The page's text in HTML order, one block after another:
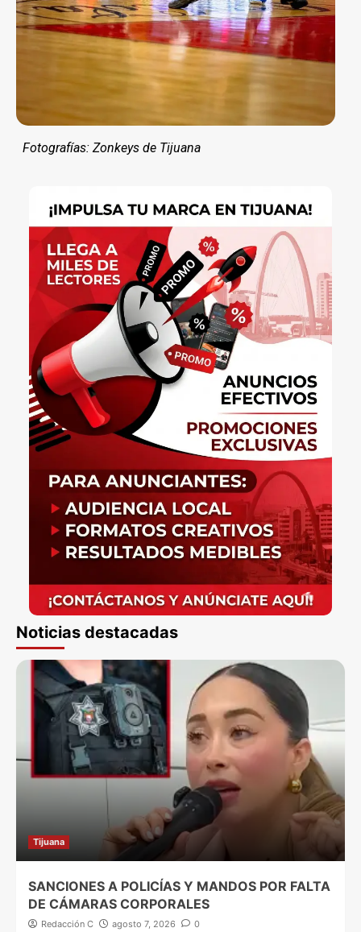
Fotografías: Zonkeys de Tijuana
Noticias destacadas
Tijuana
SANCIONES A POLICÍAS Y MANDOS POR FALTA
DE CÁMARAS CORPORALES
Redacción C agosto 7, 2026 0